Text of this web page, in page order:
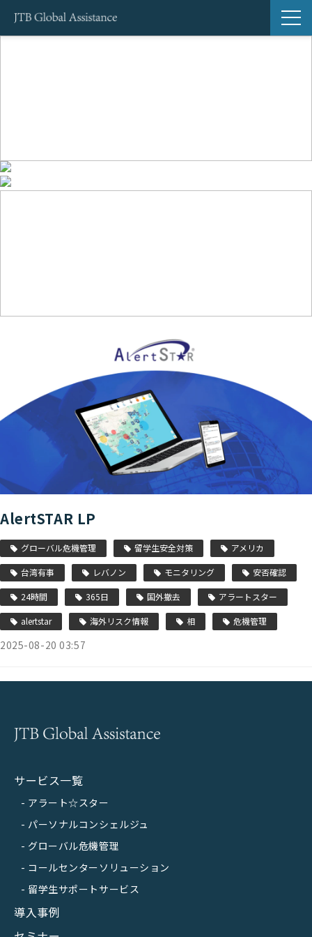
セミナー
AlertSTAR LP
グローバル危機管理 留学生安全対策 アメリカ
台湾有事 レバノン モニタリング 安否確認
24時間 365日 国外撤去 アラートスター
alertstar 海外リスク情報 相 危機管理
2025-08-20 03:57
サービス一覧
アラート☆スター
パーソナルコンシェルジュ
グローバル危機管理
コールセンターソリューション
留学生サポートサービス
導入事例